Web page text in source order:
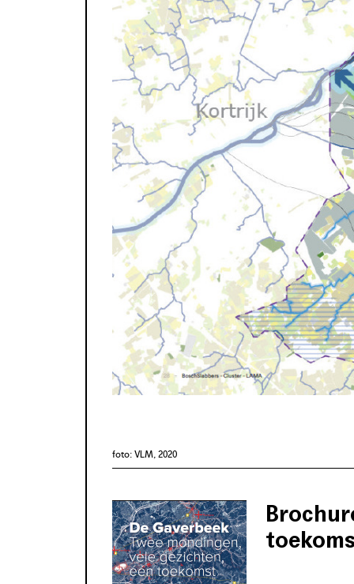
foto: VLM, 2020